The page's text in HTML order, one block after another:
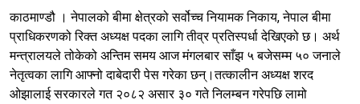
​काठमाण्डौ । नेपालको बीमा क्षेत्रको सर्वोच्च नियामक निकाय, नेपाल बीमा
प्राधिकरणको रिक्त अध्यक्ष पदका लागि तीव्र प्रतिस्पर्धा देखिएको छ। अर्थ
मन्त्रालयले तोकेको अन्तिम समय आज मंगलबार साँझ ५ बजेसम्म ५० जनाले
नेतृत्वका लागि आफ्नो दाबेदारी पेस गरेका छन्।​तत्कालीन अध्यक्ष शरद
ओझालाई सरकारले गत २०८२ असार ३० गते निलम्बन गरेपछि लामो